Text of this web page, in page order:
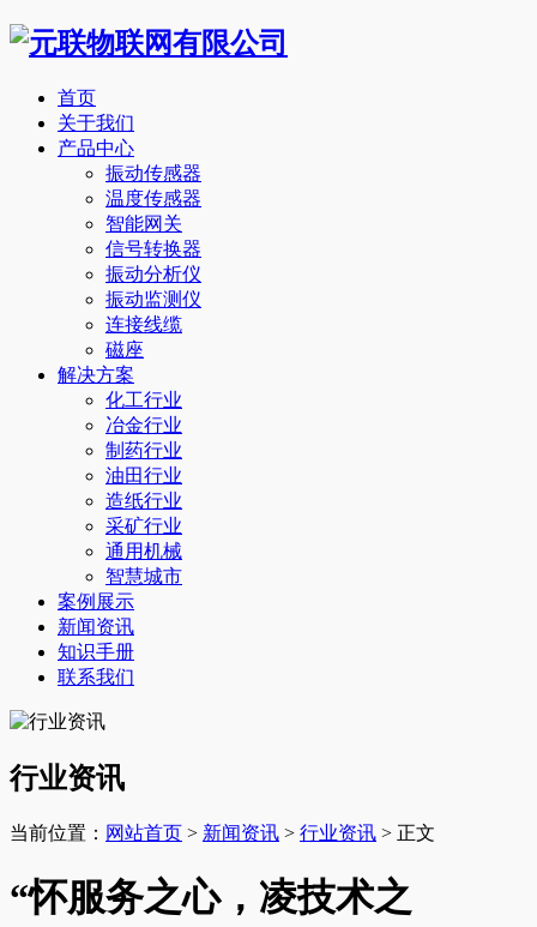
首页
关于我们
产品中心
振动传感器
温度传感器
智能网关
信号转换器
振动分析仪
振动监测仪
连接线缆
磁座
解决方案
化工行业
冶金行业
制药行业
油田行业
造纸行业
采矿行业
通用机械
智慧城市
案例展示
新闻资讯
知识手册
联系我们
行业资讯
当前位置： 网站首页 > 新闻资讯 > 行业资讯 > 正文
“怀服务之心，凌技术之